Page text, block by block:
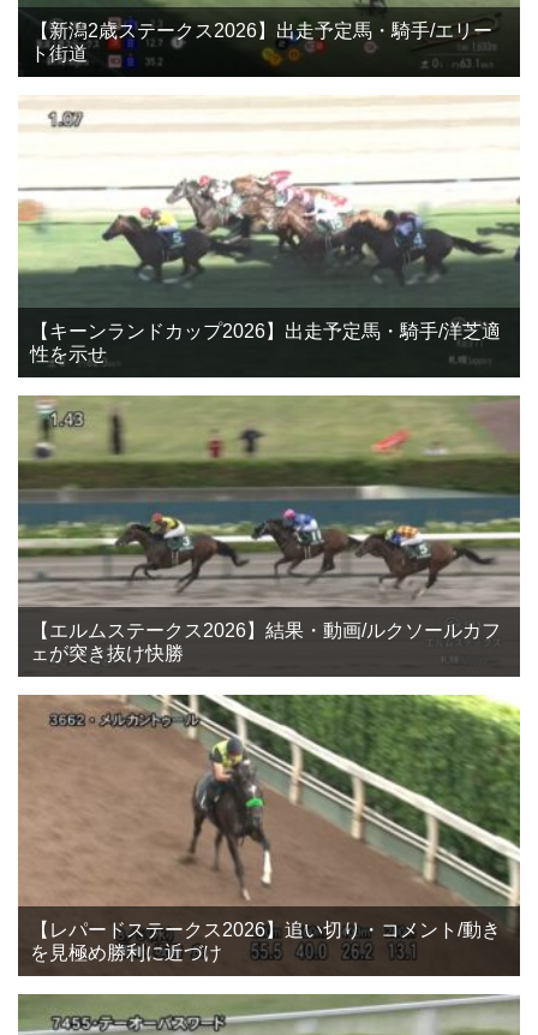
【新潟2歳ステークス2026】出走予定馬・騎手/エリー
ト街道
【キーンランドカップ2026】出走予定馬・騎手/洋芝適
性を示せ
【エルムステークス2026】結果・動画/ルクソールカフ
ェが突き抜け快勝
【レパードステークス2026】追い切り・コメント/動き
を見極め勝利に近づけ